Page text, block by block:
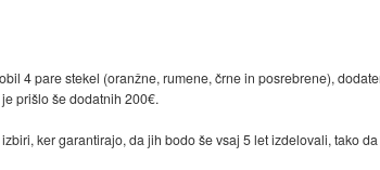
4 pare stekel (oranžne, rumene, črne in posrebrene),
prišlo še dodatnih 200€.
ker garantirajo, da jih bodo še vsaj 5 let izdelovali, tako